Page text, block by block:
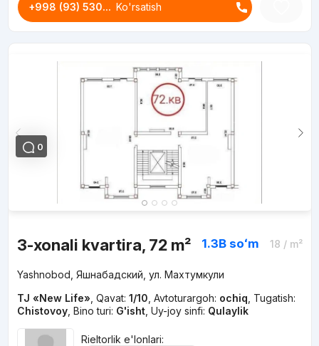
+998 (93) 530... Ko'rsatish
0
3-xonali kvartira, 72 m² 1.3B soʻm 18 / m²
Yashnobod, Яшнабадский, ул. Махтумкули
TJ «New Life» Qavat: 1/10 Avtoturargoh: ochiq Tugatish:
Chistovoy, Bino turi: G'isht, Uy-joy sinfi: Qulaylik
Rieltorlik e'lonlari: